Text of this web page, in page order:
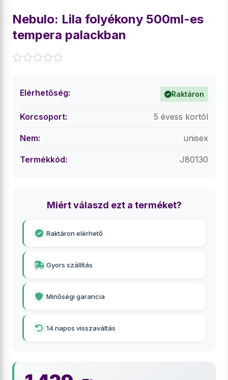
Nebulo: Lila folyékony 500ml-es
tempera palackban
Elérhetőség: Raktáron
Korcsoport: 5 évess kortól
Nem: unisex
Termékkód: J80130
Miért válaszd ezt a terméket?
Raktáron elérhető
Gyors szállítás
Minőségi garancia
14 napos visszaváltás